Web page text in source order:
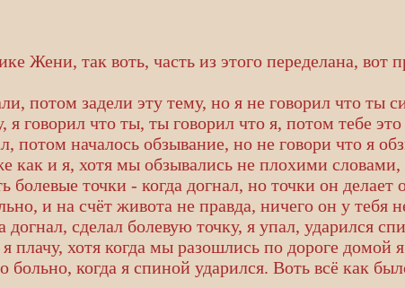
Жени, так воть, часть из этого переделана, вот
потом задели эту тему, но я не говорил что ты
я говорил что ты, ты говорил что я, потом тебе
потом началось обзывание, но не говори что я
как и я, хотя мы обзывались не плохими
болевые точки - когда догнал, но точки он делает
и на счёт живота не правда, ничего он у тебя
догнал, сделал болевую точку, я упал, ударился
я плачу, хотя когда мы разошлись по дороге домой
больно, когда я спиной ударился. Воть всё как